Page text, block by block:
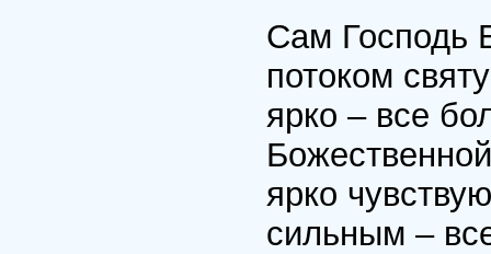
Сам Господь
потоком
ярко – все
ярко
сильным –